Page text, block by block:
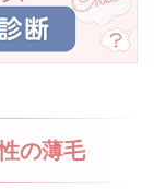
の薄毛